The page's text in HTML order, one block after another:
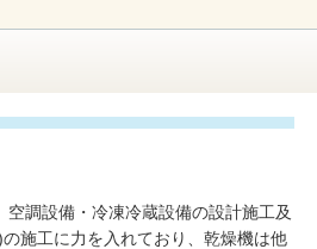
調設備・冷凍冷蔵設備の設計施工及
施工に力を入れており、乾燥機は他